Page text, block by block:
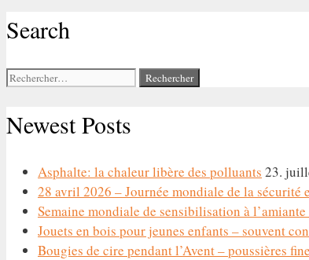
Search
Rechercher :
Newest Posts
Asphalte: la chaleur libère des polluants 23.
28 avril 2026 – Journée mondiale de la
Semaine mondiale de sensibilisation à
Jouets en bois pour jeunes enfants – souvent
Bougies de cire pendant l’Avent – poussières